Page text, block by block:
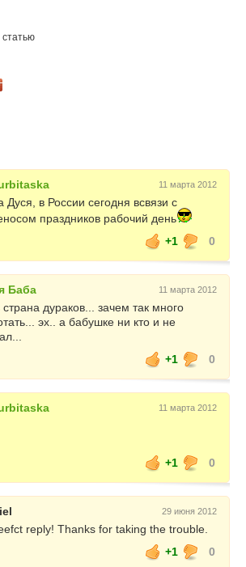
11 марта 2012
Дуся, в России сегодня всвязи с
праздников рабочий день
+1
0
Баба 11 марта 2012
страна дураков... зачем так много
эх.. а бабушке ни кто и не
+1
0
11 марта 2012
+1 0
29 июня 2012
reply! Thanks for taking the trouble.
+1
0